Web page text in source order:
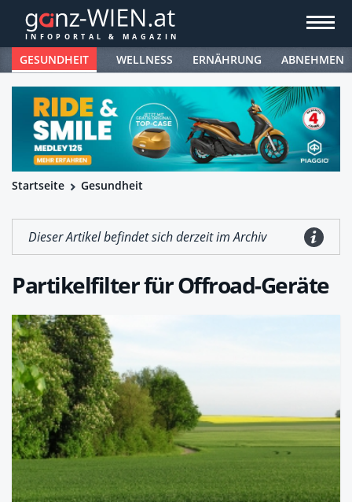
GESUNDHEIT WELLNESS ERNÄHRUNG ABNEHMEN
Startseite Gesundheit
Dieser Artikel befindet sich derzeit im Archiv
Partikelfilter für Offroad-Geräte